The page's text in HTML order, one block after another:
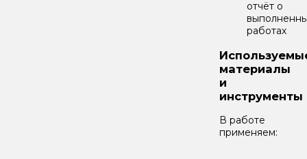
отчёт о
работах
материалы
и
инструменты
В работе
применяем: